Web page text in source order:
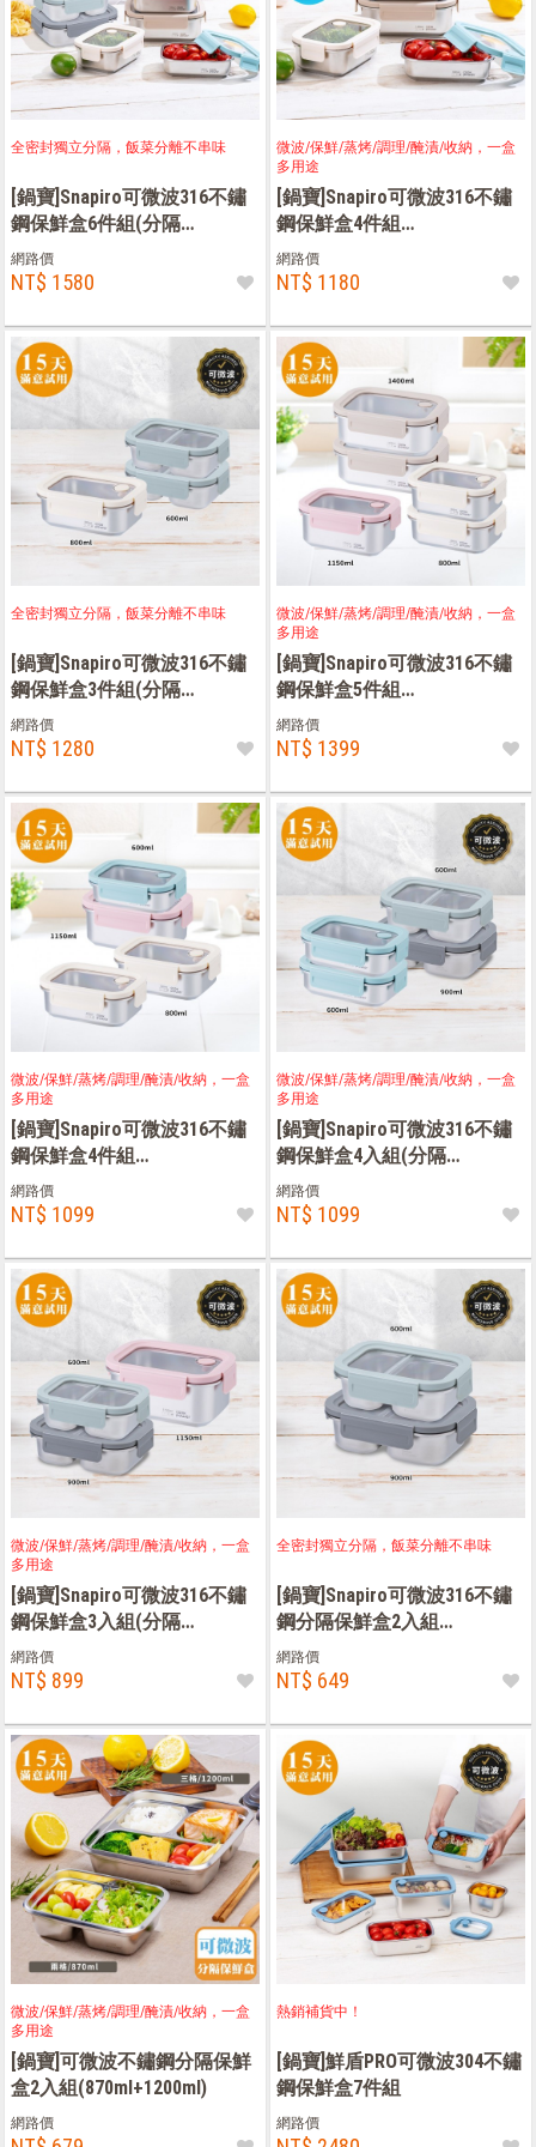
全密封獨立分隔，飯菜分離不串味
[鍋寶]Snapiro可微波316不鏽
鋼保鮮盒6件組(分隔
600ml+900ml+不分隔
600ml+800ml+1150ml+1400ml)
網路價
NT$ 1580
微波/保鮮/蒸烤/調理/醃漬/收納，一盒
多用途
[鍋寶]Snapiro可微波316不鏽
鋼保鮮盒4件組
(600ml+800ml+1150ml+1400ml)
網路價
NT$ 1180
全密封獨立分隔，飯菜分離不串味
[鍋寶]Snapiro可微波316不鏽
鋼保鮮盒3件組(分隔
600ml*2+不分隔800ml)
網路價
NT$ 1280
微波/保鮮/蒸烤/調理/醃漬/收納，一盒
多用途
[鍋寶]Snapiro可微波316不鏽
鋼保鮮盒5件組
(800ml*2+1150ml+1400ml*2)
網路價
NT$ 1399
微波/保鮮/蒸烤/調理/醃漬/收納，一盒
多用途
[鍋寶]Snapiro可微波316不鏽
鋼保鮮盒4件組
(600ml+800ml*2+1150ml)
網路價
NT$ 1099
微波/保鮮/蒸烤/調理/醃漬/收納，一盒
多用途
[鍋寶]Snapiro可微波316不鏽
鋼保鮮盒4入組(分隔
600ml+900ml+不分隔600ml*2)
網路價
NT$ 1099
微波/保鮮/蒸烤/調理/醃漬/收納，一盒
多用途
[鍋寶]Snapiro可微波316不鏽
鋼保鮮盒3入組(分隔
600ml+900ml+不分隔1150ml)
網路價
NT$ 899
全密封獨立分隔，飯菜分離不串味
[鍋寶]Snapiro可微波316不鏽
鋼分隔保鮮盒2入組
(600ml+900ml)
網路價
NT$ 649
微波/保鮮/蒸烤/調理/醃漬/收納，一盒
多用途
[鍋寶]可微波不鏽鋼分隔保鮮
盒2入組(870ml+1200ml)
網路價
熱銷補貨中！
[鍋寶]鮮盾PRO可微波304不鏽
鋼保鮮盒7件組
網路價